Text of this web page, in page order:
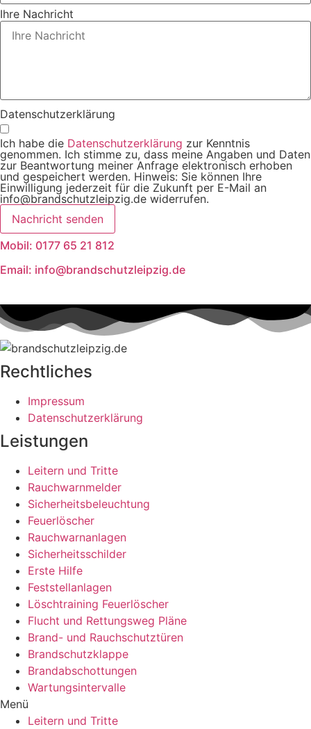
Ihre Nachricht
Datenschutzerklärung
Ich habe die Datenschutzerklärung zur Kenntnis
genommen. Ich stimme zu, dass meine Angaben und Daten
zur Beantwortung meiner Anfrage elektronisch erhoben
und gespeichert werden. Hinweis: Sie können Ihre
Einwilligung jederzeit für die Zukunft per E-Mail an
info@brandschutzleipzig.de widerrufen.
Nachricht senden
Mobil: 0177 65 21 812
Email: info@brandschutzleipzig.de
Rechtliches
Impressum
Datenschutzerklärung
Leistungen
Leitern und Tritte
Rauchwarnmelder
Sicherheitsbeleuchtung
Feuerlöscher
Rauchwarnanlagen
Sicherheitsschilder
Erste Hilfe
Feststellanlagen
Löschtraining Feuerlöscher
Flucht und Rettungsweg Pläne
Brand- und Rauchschutztüren
Brandschutzklappe
Brandabschottungen
Wartungsintervalle
Menü
Leitern und Tritte